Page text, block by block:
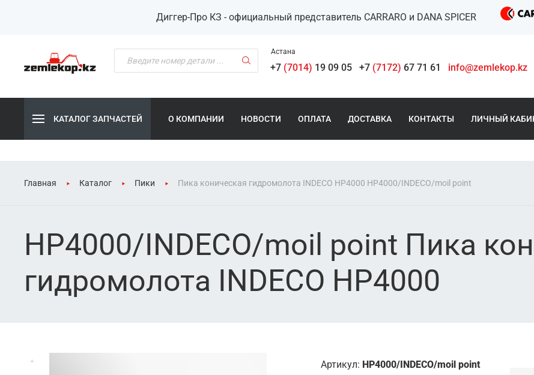
Диггер-Про КЗ - официальный представитель CARRARO и DANA SPICER
Астана
+7 (7014) 19 09 05 +7 (7172) 67 71 61 info@zemlekop.kz
КАТАЛОГ ЗАПЧАСТЕЙ О КОМПАНИИ НОВОСТИ ОПЛАТА ДОСТАВКА КОНТАКТЫ ЛИЧНЫЙ
Главная Каталог Пики Пика коническая гидромолота INDECO HP4000 HP4000/INDECO/moil point
HP4000/INDECO/moil point Пика
гидромолота INDECO HP4000
Артикул: HP4000/INDECO/moil point